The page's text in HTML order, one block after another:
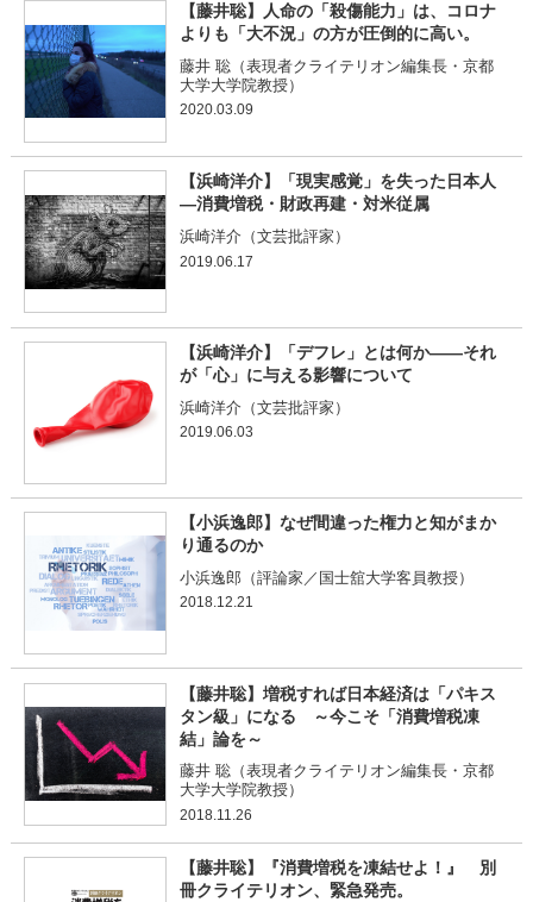
【藤井聡】人命の「殺傷能力」は、コロナ
よりも「大不況」の方が圧倒的に高い。
藤井 聡（表現者クライテリオン編集長・京都
大学大学院教授）
2020.03.09
【浜崎洋介】「現実感覚」を失った日本人
―消費増税・財政再建・対米従属
浜崎洋介（文芸批評家）
2019.06.17
【浜崎洋介】「デフレ」とは何か――それ
が「心」に与える影響について
浜崎洋介（文芸批評家）
2019.06.03
【小浜逸郎】なぜ間違った権力と知がまか
り通るのか
小浜逸郎（評論家／国士舘大学客員教授）
2018.12.21
【藤井聡】増税すれば日本経済は「パキス
タン級」になる ～今こそ「消費増税凍
結」論を～
藤井 聡（表現者クライテリオン編集長・京都
大学大学院教授）
2018.11.26
【藤井聡】『消費増税を凍結せよ！』 別
冊クライテリオン、緊急発売。